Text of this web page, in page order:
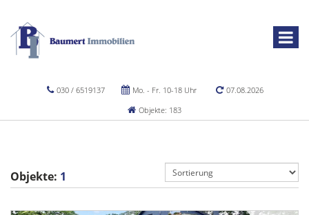
030 / 6519137 Mo. - Fr. 10-18 Uhr
07.08.2026
Objekte: 183
Objekte: 1